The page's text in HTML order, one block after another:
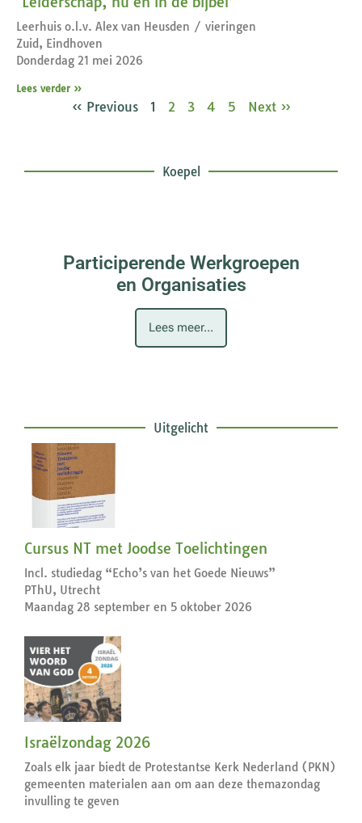
Leerhuis o.l.v. Alex van Heusden / vieringen
Zuid, Eindhoven
Donderdag 21 mei 2026
Lees verder »
« Previous 1 2 3 4 5 Next »
Koepel
Participerende Werkgroepen
en Organisaties
Lees meer...
Uitgelicht
Cursus NT met Joodse Toelichtingen
Incl. studiedag “Echo’s van het Goede Nieuws”
PThU, Utrecht
Maandag 28 september en 5 oktober 2026
Israëlzondag 2026
Zoals elk jaar biedt de Protestantse Kerk Nederland (PKN)
gemeenten materialen aan om aan deze themazondag
invulling te geven